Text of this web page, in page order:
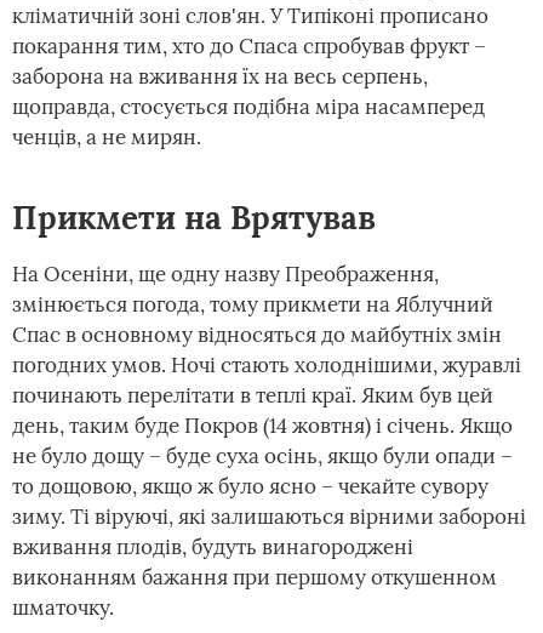
кліматичній зоні слов'ян. У Типіконі прописано
покарання тим, хто до Спаса спробував фрукт –
заборона на вживання їх на весь серпень,
щоправда, стосується подібна міра насамперед
ченців, а не мирян.
Прикмети на Врятував
На Осеніни, ще одну назву Преображення,
змінюється погода, тому прикмети на Яблучний
Спас в основному відносяться до майбутніх змін
погодних умов. Ночі стають холоднішими, журавлі
починають перелітати в теплі краї. Яким був цей
день, таким буде Покров (14 жовтня) і січень. Якщо
не було дощу – буде суха осінь, якщо були опади –
то дощовою, якщо ж було ясно – чекайте сувору
зиму. Ті віруючі, які залишаються вірними забороні
вживання плодів, будуть винагороджені
виконанням бажання при першому откушенном
шматочку.